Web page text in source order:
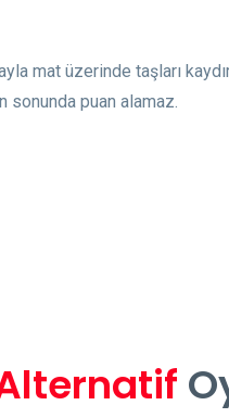
mat üzerinde taşları
sonunda puan alamaz.